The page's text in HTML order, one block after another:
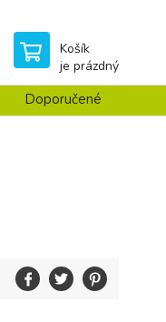
Košík
je prázdný
Doporučené